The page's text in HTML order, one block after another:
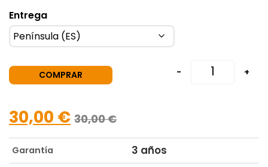
Entrega
- +
COMPRAR
30,00 € 30,00€
Garantía 3 años